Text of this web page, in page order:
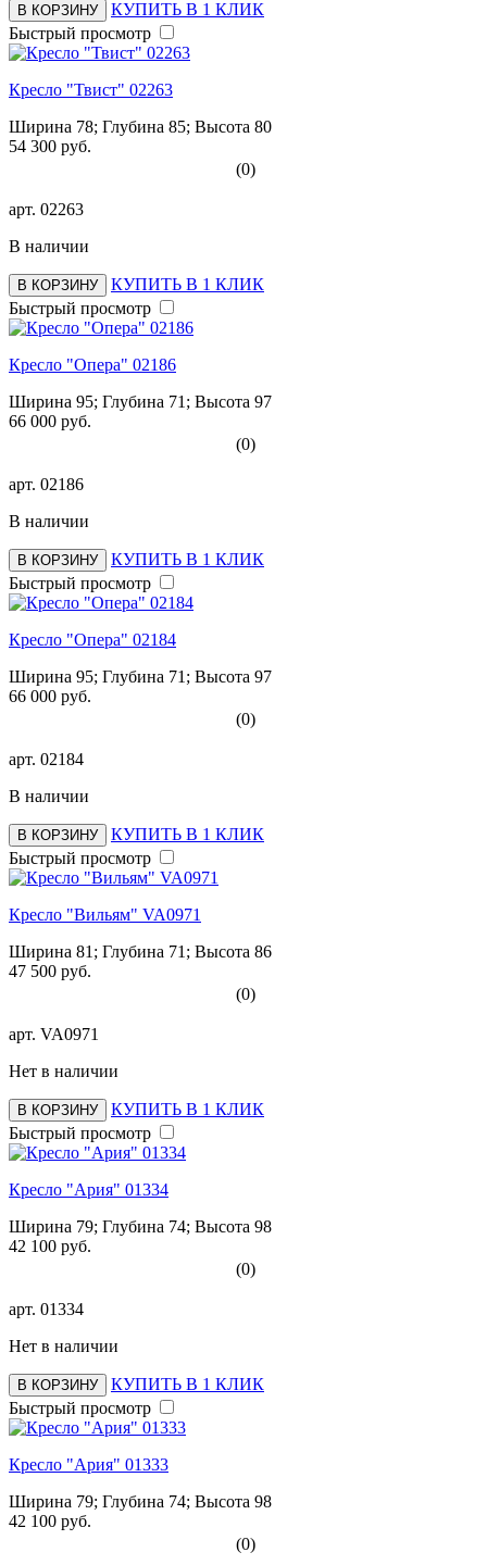
В КОРЗИНУ
КУПИТЬ В 1 КЛИК
Быстрый просмотр
Кресло "Твист" 02263
Ширина 78; Глубина 85; Высота 80
54 300 руб.
(0)
арт. 02263
В наличии
В КОРЗИНУ
КУПИТЬ В 1 КЛИК
Быстрый просмотр
Кресло "Опера" 02186
Ширина 95; Глубина 71; Высота 97
66 000 руб.
(0)
арт. 02186
В наличии
В КОРЗИНУ
КУПИТЬ В 1 КЛИК
Быстрый просмотр
Кресло "Опера" 02184
Ширина 95; Глубина 71; Высота 97
66 000 руб.
(0)
арт. 02184
В наличии
В КОРЗИНУ
КУПИТЬ В 1 КЛИК
Быстрый просмотр
Кресло "Вильям" VA0971
Ширина 81; Глубина 71; Высота 86
47 500 руб.
(0)
арт. VA0971
Нет в наличии
В КОРЗИНУ
КУПИТЬ В 1 КЛИК
Быстрый просмотр
Кресло "Ария" 01334
Ширина 79; Глубина 74; Высота 98
42 100 руб.
(0)
арт. 01334
Нет в наличии
В КОРЗИНУ
КУПИТЬ В 1 КЛИК
Быстрый просмотр
Кресло "Ария" 01333
Ширина 79; Глубина 74; Высота 98
42 100 руб.
(0)